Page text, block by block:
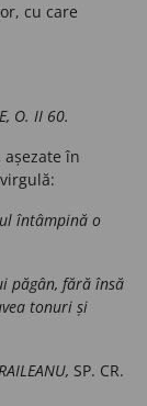
cu care
O. II 60.
așezate în
întâmpină o
păgân, fără însă
tonuri și
SP. CR.